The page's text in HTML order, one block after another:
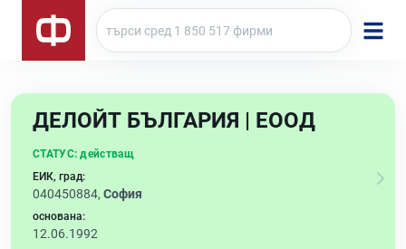
ДЕЛОЙТ БЪЛГАРИЯ | ЕООД
СТАТУС: действащ
ЕИК, град:
040450884, София
основана:
12.06.1992